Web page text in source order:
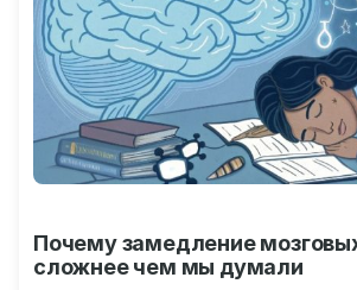
Почему замедление
сложнее чем мы думали